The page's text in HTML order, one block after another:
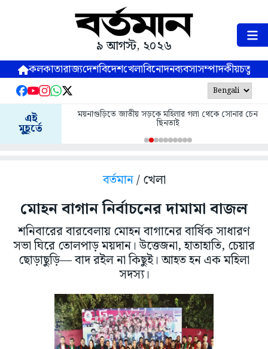
৯ আগস্ট, ২০২৬
কলকাতারাজ্যদেশবিদেশখেলাবিনোদনব্যবসাসম্পাদকীয়
এই
মুহূর্তে
ময়নাগুড়িতে জাতীয় সড়কে মহিলার গলা থেকে সোনার চেন
ছিনতাই
বর্তমান/ খেলা
মোহন বাগান নির্বাচনের দামামা বাজল
শনিবারের বারবেলায় মোহন বাগানের বার্ষিক সাধারণ
সভা ঘিরে তোলপাড় ময়দান। উত্তেজনা, হাতাহাতি, চেয়ার
ছোড়াছুড়ি— বাদ রইল না কিছুই। আহত হন এক মহিলা
সদস্য।